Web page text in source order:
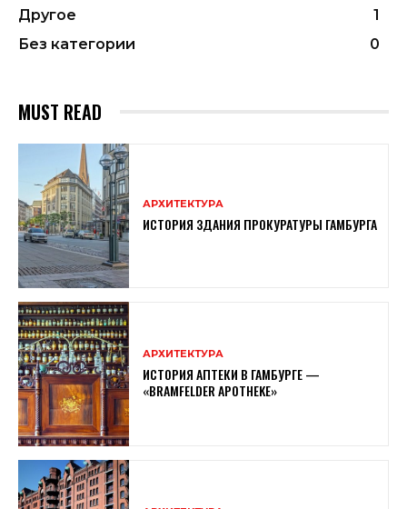
Другое
1
Без категории
0
MUST READ
АРХИТЕКТУРА
ИСТОРИЯ ЗДАНИЯ ПРОКУРАТУРЫ ГАМБУРГА
АРХИТЕКТУРА
ИСТОРИЯ АПТЕКИ В ГАМБУРГЕ —
«BRAMFELDER APOTHEKE»